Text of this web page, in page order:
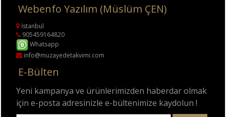
Webenfo Yazılım (Müslüm ÇEN)
İstanbul
905459164820
Whatsapp
info@muzayedetakvimi.com
E-Bülten
Yeni kampanya ve ürünlerimizden haberdar olmak
için e-posta adresinizle e-bültenimize kaydolun !